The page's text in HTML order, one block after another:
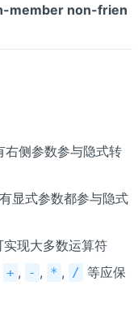
member non-frien
侧参数参与隐式转
显式参数都参与隐式
现大多数运算符
+ , - , * , / 等应保